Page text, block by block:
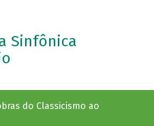
Sinfônica
do Classicismo ao